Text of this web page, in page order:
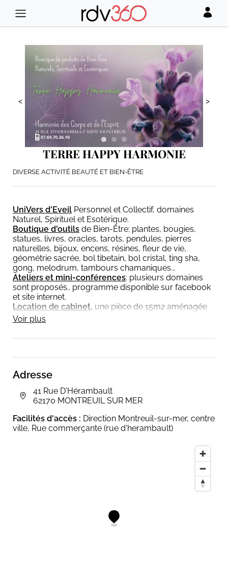
Adresse
41 Rue D'Hérambault
62170 MONTREUIL SUR MER
Facilités d'accès : Direction Montreuil-sur-mer, centre
ville, Rue commerçante (rue d'herambault)
< >
TERRE HAPPY HARMONIE
DIVERSE ACTIVITÉ BEAUTÉ ET BIEN-ÊTRE
UniVers d'Eveil Personnel et Collectif, domaines
Naturel, Spirituel et Esotérique.
Boutique d'outils de Bien-Être: plantes, bougies,
statues, livres, oracles, tarots, pendules, pierres
naturelles, bijoux, encens, résines, fleur de vie,
géométrie sacrée, bol tibetain, bol cristal, ting sha,
gong, melodrum, tambours chamaniques...
Ateliers et mini-conférences: plusieurs domaines
sont proposés.. programme disponible sur facebook
et site internet.
Location de cabinet, une pièce de 15m2 aménagée
pour recevoir du public (maxi 10 personnes) idéale
pour des rdv individuels, des cercles de cérémonies,
dosettes de café et de la tisane, des chaises, des
pour nettoyer et purifier.
Voir plus